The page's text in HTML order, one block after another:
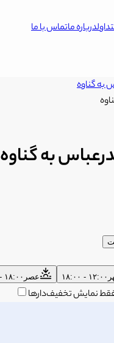
درباره ماتماس با ما
به گناوه
به گناوه
۱۲:۰۰ - ۱۸:۰۰ عصر ۱۸:۰۰ - ۲۴:۰۰
نمایش تخفیف‌دارها